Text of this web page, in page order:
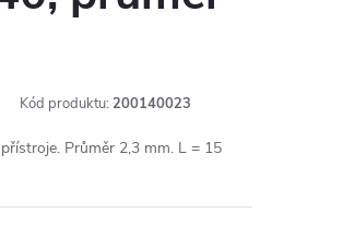
Kód produktu: 200140023
Průměr 2,3 mm. L = 15